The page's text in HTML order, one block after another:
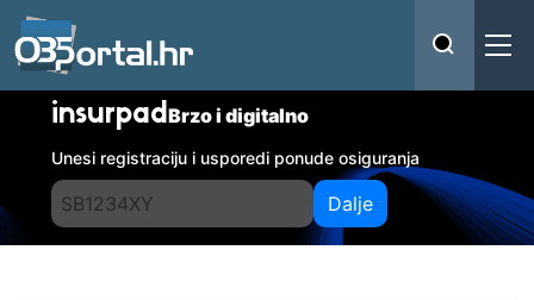
insurpadBrzo i digitalno
Unesi registraciju i usporedi ponude osiguranja
Dalje